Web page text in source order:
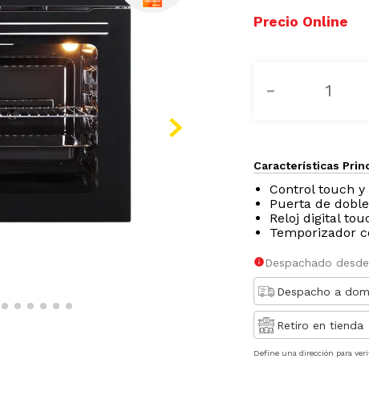
－
Características
Control touch
Puerta de
Reloj digital
Temporizador
Despachado desde
Despacho a
Retiro en tienda
Define una dirección para